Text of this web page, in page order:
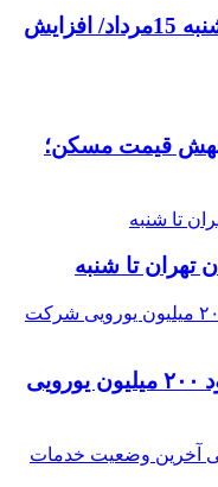
قیمت طلا، دلار و سکه امروز پنجشنبه 15مرداد/ افزایش
جهش قیمت مسکن؛
تهران تا شنبه
پیامدهای تجاوز به ایران؛ زیان حدود ۲۰۰ میلیون یورویی